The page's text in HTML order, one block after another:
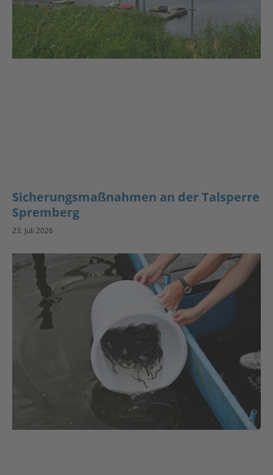
Sicherungsmaßnahmen an der Talsperre
Spremberg
23. Juli 2026